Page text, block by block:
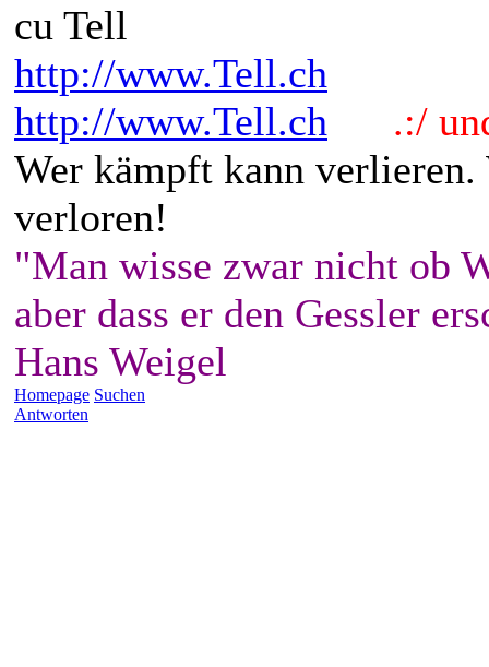
cu Tell
http://www.Tell.ch
http://www.Tell.ch
.:/
Wer kämpft kann
verloren!
"Man wisse zwar nicht ob
aber dass er den Gessler
Hans Weigel
Homepage Suchen
Antworten